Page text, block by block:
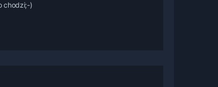
chodzi;-)